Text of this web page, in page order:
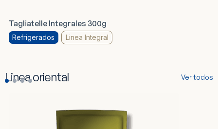
Tagliatelle Integrales 300g
Refrigerados Linea Integral
Linea oriental Ver todos